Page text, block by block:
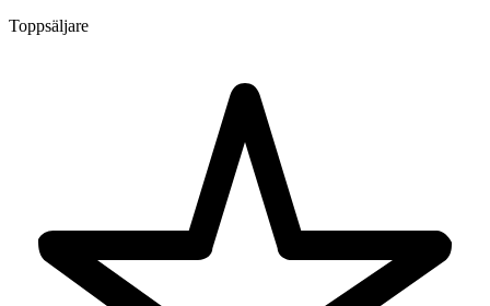
Toppsäljare